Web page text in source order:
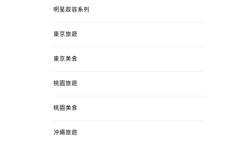
明星妝容系列
東京旅遊
東京美食
桃園旅遊
桃園美食
沖繩旅遊